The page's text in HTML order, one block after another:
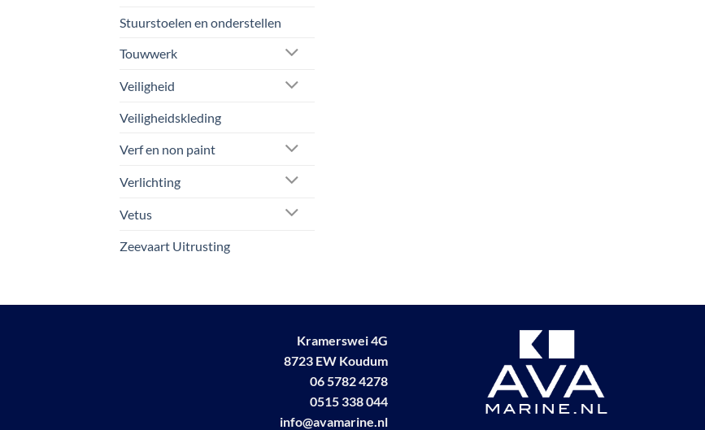
Stuurstoelen en onderstellen
Touwwerk
Veiligheid
Veiligheidskleding
Verf en non paint
Verlichting
Vetus
Zeevaart Uitrusting
Kramerswei 4G
8723 EW Koudum
06 5782 4278
0515 338 044
info@avamarine.nl